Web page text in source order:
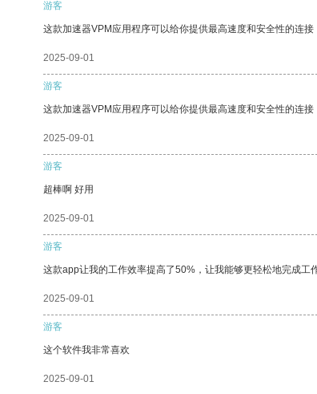
游客
这款加速器VPM应用程序可以给你提供最高速度和安全性的连接
2025-09-01
游客
这款加速器VPM应用程序可以给你提供最高速度和安全性的连接
2025-09-01
游客
超棒啊 好用
2025-09-01
游客
这款app让我的工作效率提高了50%，让我能够更轻松地完成工
2025-09-01
游客
这个软件我非常喜欢
2025-09-01